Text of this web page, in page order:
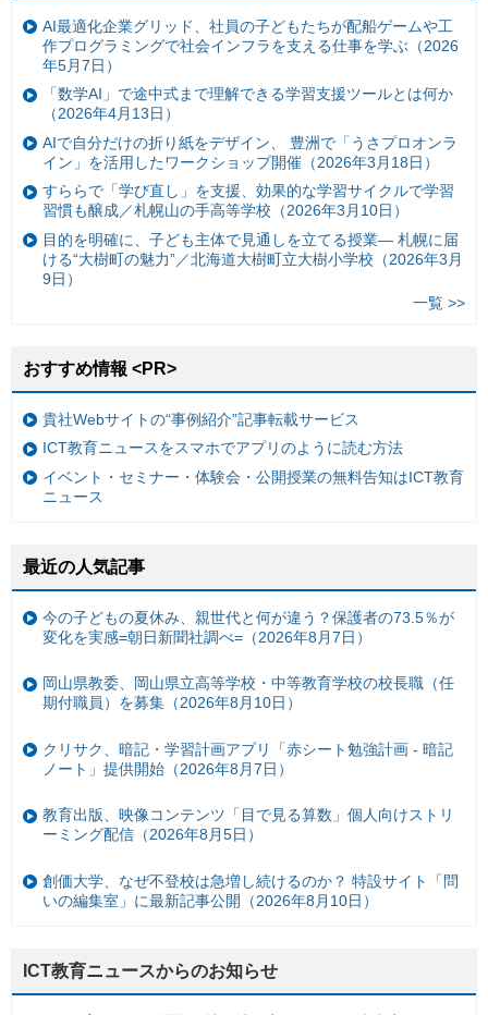
AI最適化企業グリッド、社員の子どもたちが配船ゲームや工
作プログラミングで社会インフラを支える仕事を学ぶ（2026
年5月7日）
「数学AI」で途中式まで理解できる学習支援ツールとは何か
（2026年4月13日）
AIで自分だけの折り紙をデザイン、 豊洲で「うさプロオンラ
イン」を活用したワークショップ開催（2026年3月18日）
すららで「学び直し」を支援、効果的な学習サイクルで学習
習慣も醸成／札幌山の手高等学校（2026年3月10日）
目的を明確に、子ども主体で見通しを立てる授業— 札幌に届
ける“大樹町の魅力”／北海道大樹町立大樹小学校（2026年3月
9日）
一覧 >>
おすすめ情報 <PR>
貴社Webサイトの“事例紹介”記事転載サービス
ICT教育ニュースをスマホでアプリのように読む方法
イベント・セミナー・体験会・公開授業の無料告知はICT教育
ニュース
最近の人気記事
今の子どもの夏休み、親世代と何が違う？保護者の73.5％が
変化を実感=朝日新聞社調べ=（2026年8月7日）
岡山県教委、岡山県立高等学校・中等教育学校の校長職（任
期付職員）を募集（2026年8月10日）
クリサク、暗記・学習計画アプリ「赤シート勉強計画 - 暗記
ノート」提供開始（2026年8月7日）
教育出版、映像コンテンツ「目で見る算数」個人向けストリ
ーミング配信（2026年8月5日）
創価大学、なぜ不登校は急増し続けるのか？ 特設サイト「問
いの編集室」に最新記事公開（2026年8月10日）
ICT教育ニュースからのお知らせ